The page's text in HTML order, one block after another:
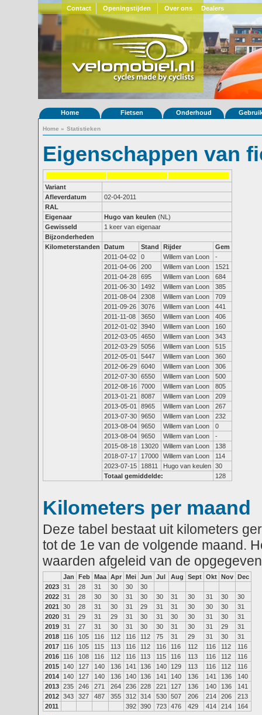
Contact Openingstijden Over ons Dealers
Home Fietsen Onderhoud
Home » Statistieken
Eigenschappen van
Variant
Afleverdatum
02-04-2011
RAL
Eigenaar
Hugo van keulen (NL)
Gewisseld
1 keer van eigenaar
Bijzonderheden
Kilometerstanden
Datum Stand Rijder
Gem
2011-04-02
0 Willem van Loon
-
2011-04-06
200 Willem van Loon
1521
2011-04-28
695 Willem van Loon
684
2011-06-30
1492 Willem van Loon
385
2011-08-04
2308 Willem van Loon
709
2011-09-26
3076 Willem van Loon
441
2011-11-08
3650 Willem van Loon
406
2012-01-02 3940 Willem van Loon
160
2012-03-05 4650 Willem van Loon
343
2012-03-29 5056 Willem van Loon
515
2012-05-01
5447 Willem van Loon
360
2012-06-29 6040 Willem van Loon
306
2012-07-30 6550 Willem van Loon
500
2012-08-16 7000 Willem van Loon
805
2013-01-21
8087 Willem van Loon
209
2013-05-01
8965 Willem van Loon
267
2013-07-30 9650 Willem van Loon
232
2013-08-04 9650 Willem van Loon
0
2013-08-04 9650 Willem van Loon
-
2015-08-18
13020 Willem van Loon
138
2018-07-17
17000 Willem van Loon
114
2023-07-15
18811 Hugo van keulen 30
Totaal gemiddelde:
128
Kilometers per maand
Deze tabel bestaat uit kilometers
tot de 1e van de volgende maand.
waarden afgeleid van de
Jan Feb Maa Apr Mei Jun Jul Aug Sept Okt Nov Dec
2023 31 28 31 30 30
30
2022 31 28 30 30 31 30 30 31 30 31 30
30
2021
30 28 31 30 31 29 31 31 30 30 30
31
2020 31 29 31 29 31 30 31 30 30 31 30
31
2019 31 27 31 30 31 30 30 31 30 31 29
31
2018
116 105 116 112 116 112 75 31 29 31 30
31
2017
116 105 115 113 116 112 116 116 112 116 112
116
2016
116 108 116 112 116 113 115 116 113 116 112
116
2015
140 127 140 136 141 136 140 129 113 116 112
116
2014
140 127 140 136 140 136 141 140 136 141 136
140
2013 235 246 271 264 236 228 221 127 136 140 136
141
2012 343 327 487 355 312 314 530 507 206 214 206
213
2011
392 390 723 476 429 414 214 164